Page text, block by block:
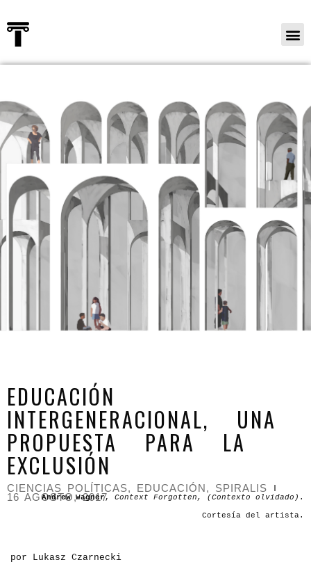
EDUCACIÓN
INTERGENERACIONAL, UNA
PROPUESTA PARA LA
EXCLUSIÓN
CIENCIAS POLÍTICAS, EDUCACIÓN, SPIRALIS
16 AGOSTO, 2017
Andrew Wagner, Context Forgotten, (Contexto olvidado) .
Cortesía del artista.
por Lukasz Czarnecki